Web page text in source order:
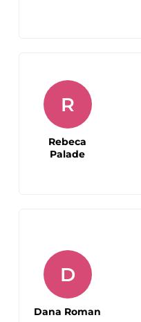
R
Rebeca
Palade
D
Dana Roman